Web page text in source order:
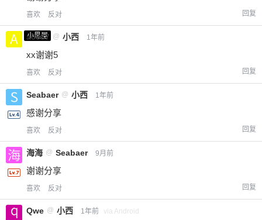
喜欢 反对 回复
小黑屋
a0987 @ 小西 1年前
xx谢谢5
喜欢 反对 回复
Seabaer @ 小西 1年前
感谢分享
喜欢 反对 回复
海海 @ Seabaer 9月前
谢谢分享
喜欢 反对 回复
Qwe @ 小西 1年前 via Android